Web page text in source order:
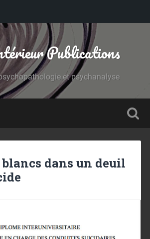
Publications
et psychanalyse
dans un deuil